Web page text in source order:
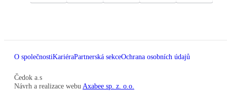
O společnostiKariéraPartnerská sekceOchrana osobních údajů
Čedok a.s
Návrh a realizace webu Axabee sp. z. o.o.